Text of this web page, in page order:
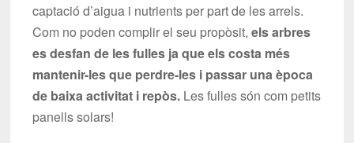
captació d’aigua i nutrients per part de les arrels.
Com no poden complir el seu propòsit,els arbres
es desfan de les fulles ja que els costa més
mantenir-les que perdre-les i passar una època
de baixa activitat i repòs. Les fulles són com petits
panells solars!